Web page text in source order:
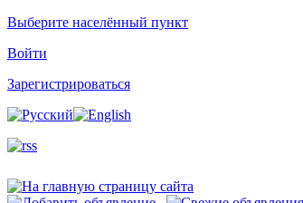
Выберите населённый пункт
Войти
Зарегистрироваться